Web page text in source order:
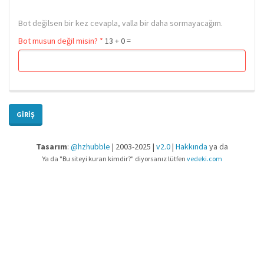
Bot değilsen bir kez cevapla, valla bir daha sormayacağım.
Bot musun değil misin? * 13 + 0 =
GIRIŞ
Tasarım: @hzhubble | 2003-2025 | v2.0| Hakkında ya da
Ya da "Bu siteyi kuran kimdir?" diyorsanız lütfen vedeki.com